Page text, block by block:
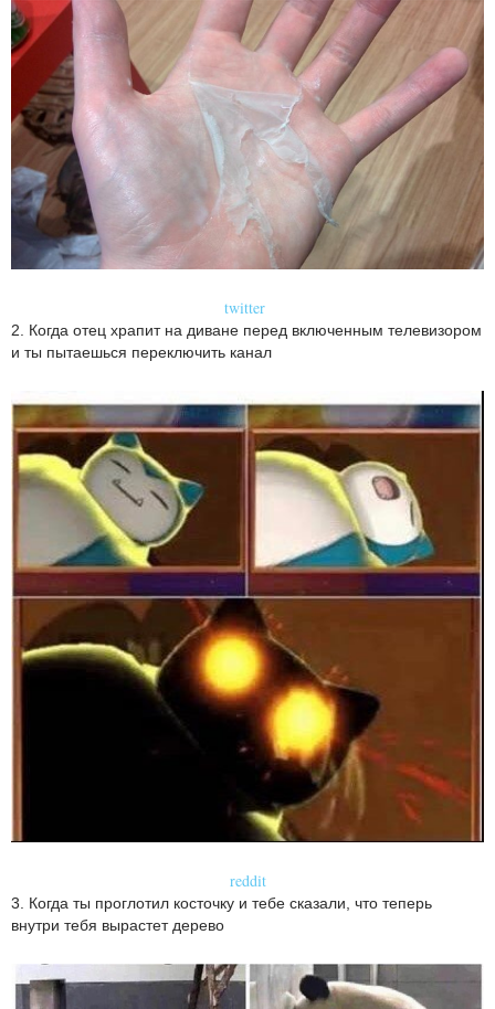
twitter
2. Когда отец храпит на диване перед включенным телевизором
и ты пытаешься переключить канал
reddit
3. Когда ты проглотил косточку и тебе сказали, что теперь
внутри тебя вырастет дерево